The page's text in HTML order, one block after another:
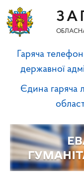
Гаряча
державної
Єдина гаряча